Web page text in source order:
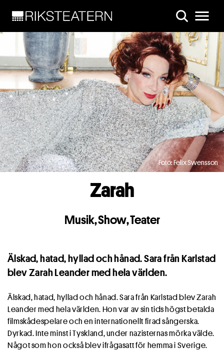
Foto: Felix Swensson
Zarah
Musik,Show,Teater
Älskad, hatad, hyllad och hånad. Sara från Karlstad
blev Zarah Leander med hela världen.
Älskad, hatad, hyllad och hånad. Sara från Karlstad blev Zarah
Leander med hela världen. Hon var av sin tids högst betalda
filmskådespelare och en internationellt firad sångerska.
Dyrkad. Inte minst i Tyskland, under nazisternas mörka välde.
Något som hon också blev ifrågasatt för hemma i Sverige.